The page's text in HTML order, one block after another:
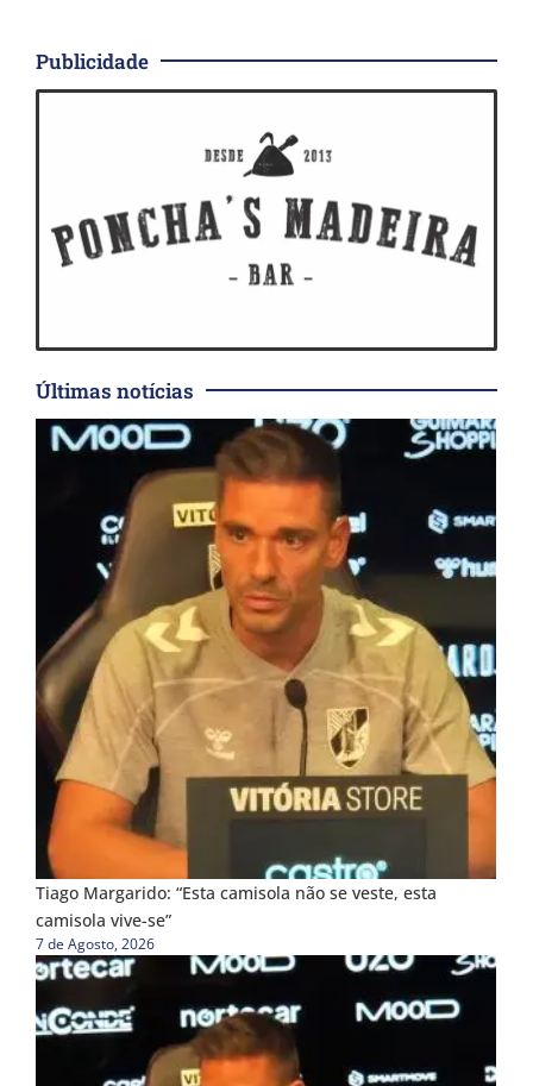
Publicidade
Últimas notícias
Tiago Margarido: “Esta camisola não se veste, esta
camisola vive-se”
7 de Agosto, 2026